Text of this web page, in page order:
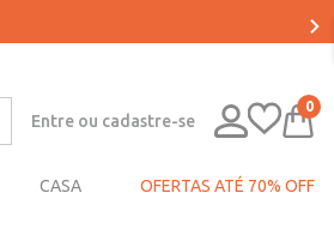
Entre ou cadastre-se
0
CASA OFERTAS ATÉ 70% OFF